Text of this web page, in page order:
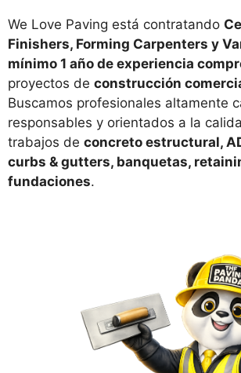
We Love Paving está contratando
Finishers, Forming Carpenters y
mínimo 1 año de experiencia
proyectos de construcción
Buscamos profesionales altamente
responsables y orientados a la
trabajos de concreto estructural,
curbs & gutters, banquetas,
fundaciones.